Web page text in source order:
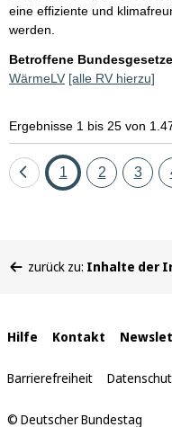
eine effiziente und
werden.
Betroffene
WärmeLV [alle RV hierzu]
Ergebnisse 1 bis 25 von
EineSeite
1 Seite
2 Seite
3
befinden
zurück zu: Inhalte der
Interne
Links
Hilfe Kontakt
Barrierefreiheit
© Deutscher Bundestag